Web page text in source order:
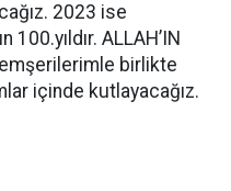
2023 ise
ALLAH’IN
birlikte
içinde kutlayacağız.